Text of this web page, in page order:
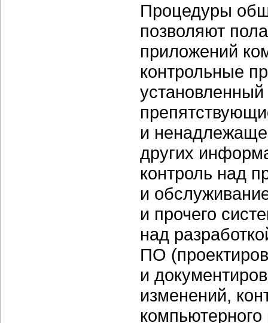
Процедуры
позволяют
приложений
контрольные
установленный
и
других
контроль над
и
и прочего
над
ПО
и
изменений,